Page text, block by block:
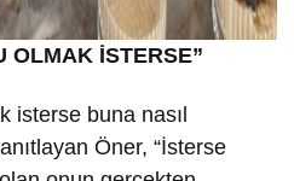
OLMAK İSTERSE”
isterse buna nasıl
Öner, “İsterse